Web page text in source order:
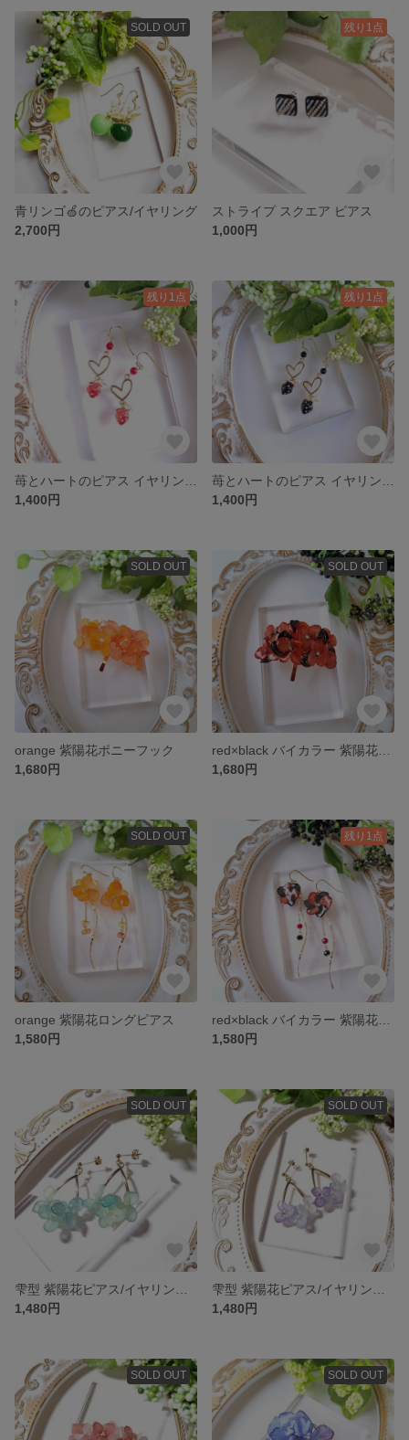
SOLD OUT
青リンゴ🍏のピアス/イヤリング
2,700円
残り1点
ストライプ スクエア ピアス
1,000円
残り1点
1,400円
残り1点
1,400円
SOLD OUT
orange 紫陽花ポニーフック
1,680円
SOLD OUT
1,680円
SOLD OUT
orange 紫陽花ロングピアス
1,580円
残り1点
1,580円
SOLD OUT
1,480円
SOLD OUT
1,480円
SOLD OUT SOLD OUT